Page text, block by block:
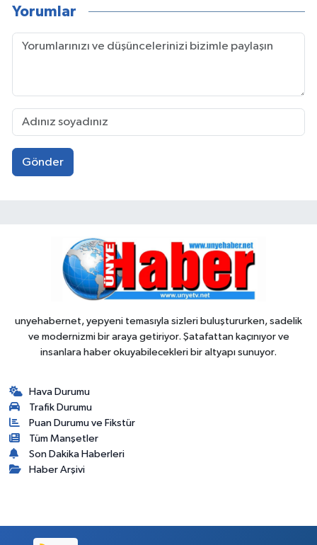
Yorumlar
Gönder
unyehabernet, yepyeni temasıyla sizleri buluştururken, sadelik
ve modernizmi bir araya getiriyor. Şatafattan kaçınıyor ve
insanlara haber okuyabilecekleri bir altyapı sunuyor.
Hava Durumu
Trafik Durumu
Puan Durumu ve Fikstür
Tüm Manşetler
Son Dakika Haberleri
Haber Arşivi